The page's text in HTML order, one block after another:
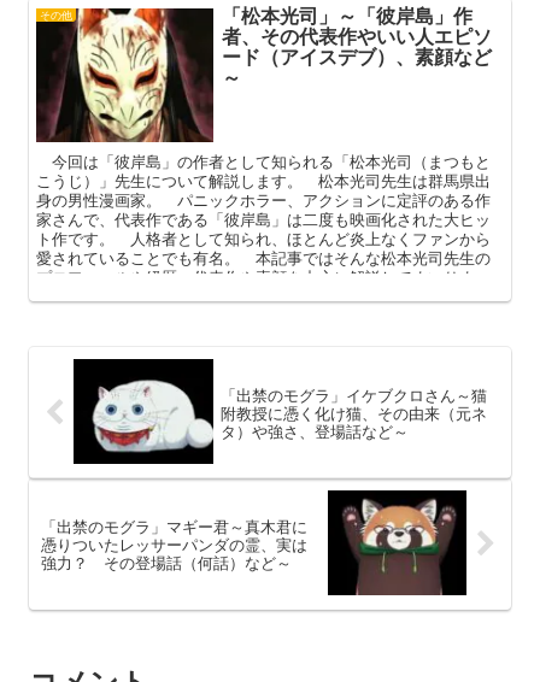
その他 「松本光司」～「彼岸島」作
者、その代表作やいい人エピソ
ード（アイスデブ）、素顔など
～
今回は「彼岸島」の作者として知られる「松本光司（まつもと
こうじ）」先生について解説します。 松本光司先生は群馬県出
身の男性漫画家。 パニックホラー、アクションに定評のある作
家さんで、代表作である「彼岸島」は二度も映画化された大ヒッ
ト作です。 人格者として知られ、ほとんど炎上なくファンから
愛されていることでも有名。 本記事ではそんな松本光司先生の
プロフィールや経歴、代表作や素顔を中心に解説してまいりま
「出禁のモグラ」イケブクロさん～猫
附教授に憑く化け猫、その由来（元ネ
タ）や強さ、登場話など～
「出禁のモグラ」マギー君～真木君に
憑りついたレッサーパンダの霊、実は
強力？ その登場話（何話）など～